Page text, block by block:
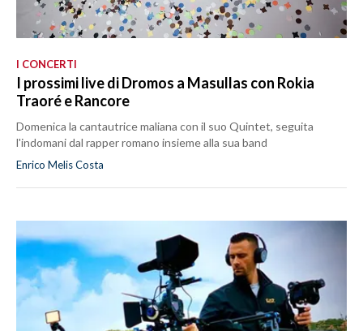
I CONCERTI
I prossimi live di Dromos a Masullas con Rokia
Traoré e Rancore
Domenica la cantautrice maliana con il suo Quintet, seguita
l'indomani dal rapper romano insieme alla sua band
Enrico Melis Costa